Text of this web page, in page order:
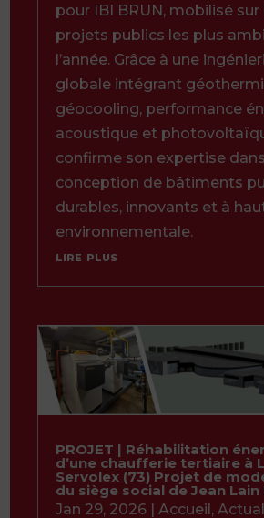
pour IBI BRUN, mobilisé sur
projets publics les plus
l’année. Grâce à une
globale intégrant
géocooling, performance
acoustique et
confirme son expertise
conception de bâtiments
durables, innovants et à
environnementale.
lire plus
PROJET | Réhabilitation
d’une chaufferie tertiaire à
Servolex (73) Projet de
du siège social de Jean
Jan 29, 2026
Accueil ,